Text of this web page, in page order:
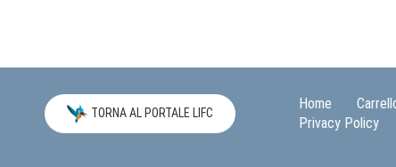
TORNA AL PORTALE LIFC
Home
Privacy Policy